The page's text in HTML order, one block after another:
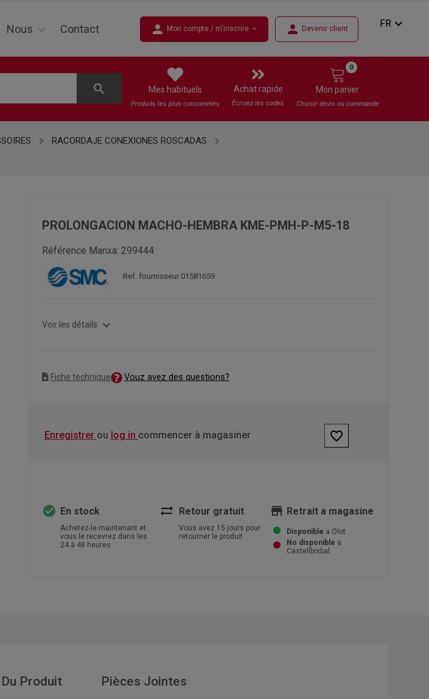
Nous Contact person Mon compte / m'inscrire expand_more person Devenir client FR expand_more
search Mes habituels
Produits les plus consommés
Achat rapide
Écrivez les codes
Mon panier
0
Choisir devis ou commande
RACORDAJE CONEXIONES ROSCADAS
PROLONGACION MACHO-HEMBRA KME-PMH-P-M5-18
Référence Manxa: 299444
Ref. fournisseur 01581659
Voir les détails expand_more
Fiche technique Vouz avez des questions?
Enregistrer ou log in commencer à magasiner favorite_border
check_circle En stock
Achetez-le maintenant et
vous le recevrez dans les
24 à 48 heures
sync_alt Retour gratuit
Vous avez 15 jours pour
retourner le produit
store Retrait a magasine
Disponible a Olot
No disponible a
Castellbisbal
Produit Pièces Jointes